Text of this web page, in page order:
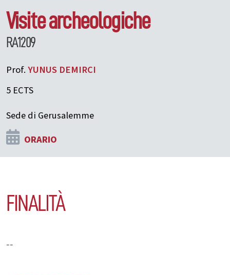
Visite archeologiche
RA1209
Prof.YUNUS DEMIRCI
5 ECTS
Sede di Gerusalemme
ORARIO
FINALITÀ
--